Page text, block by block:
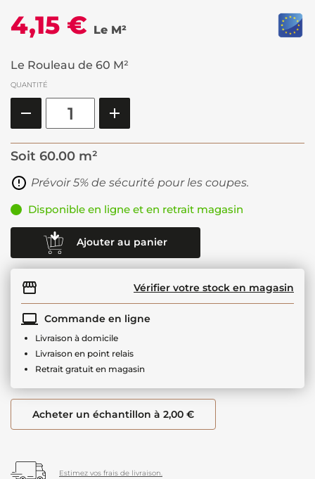
4,15 € Le M²
Le Rouleau de 60 M²
QUANTITÉ
Soit 60.00 m²
Prévoir 5% de sécurité pour les coupes.
Disponible en ligne et en retrait magasin
Ajouter au panier
Vérifier votre stock en magasin
Commande en ligne
Livraison à domicile
Livraison en point relais
Retrait gratuit en magasin
Acheter un échantillon à 2,00 €
Estimez vos frais de livraison.